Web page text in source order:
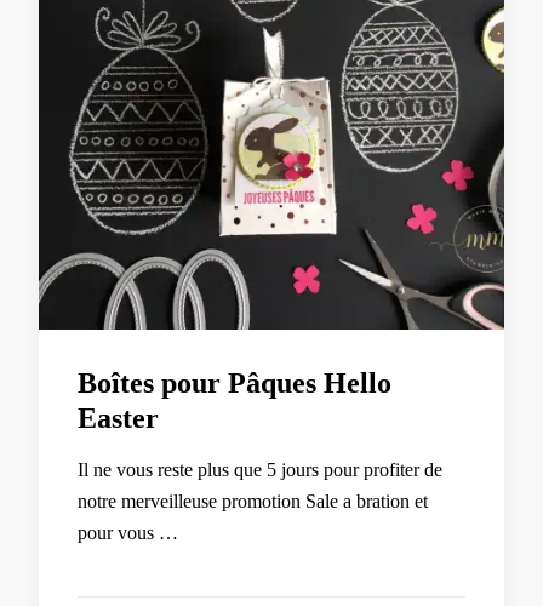
Boîtes pour Pâques Hello
Easter
Il ne vous reste plus que 5 jours pour profiter de
notre merveilleuse promotion Sale a bration et
pour vous …